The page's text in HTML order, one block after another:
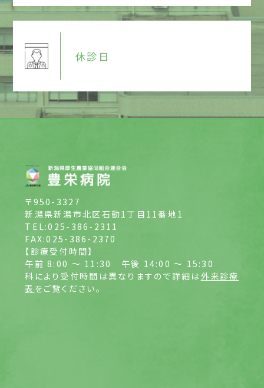
休診日
〒950-3327
新潟県新潟市北区石動1丁目11番地1
TEL:025-386-2311
FAX:025-386-2370
【診療受付時間】
午前 8:00 ～ 11:30 午後 14:00 ～ 15:30
科により受付時間は異なりますので詳細は外来診療
表 をご覧ください。